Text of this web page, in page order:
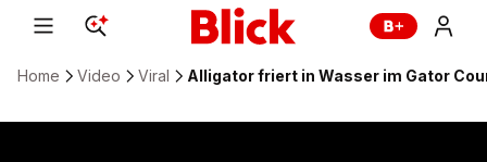
Home Video Viral Alligator friert in Wasser im Gator